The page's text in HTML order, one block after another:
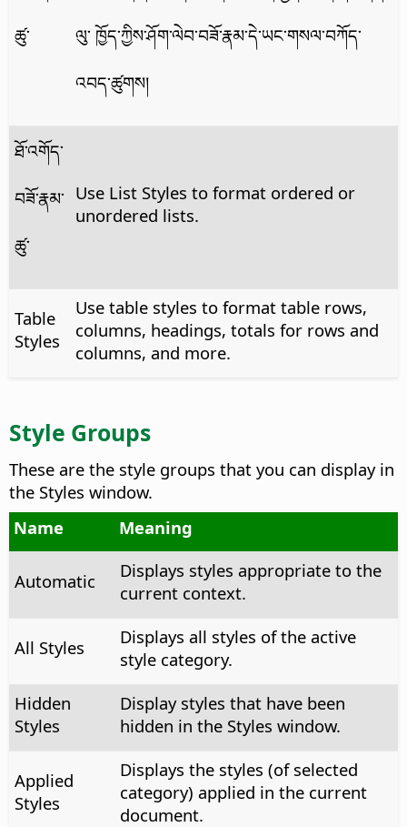
ཚུ་ ལུ་ ཁྱོད་ཀྱིས་ཤོག་ལེབ་བཟོ་རྣམ་དེ་ཡང་གསལ་བཀོད་
འབད་ཚུགས།
ཐོ་འགོད་
བཟོ་རྣམ་
ཚུ་
Use List Styles to format ordered or
unordered lists.
Table
Styles
Use table styles to format table rows,
columns, headings, totals for rows and
columns, and more.
Style Groups
These are the style groups that you can display in
the Styles window.
Name
Meaning
Automatic
Displays styles appropriate to the
current context.
All Styles
Displays all styles of the active
style category.
Hidden
Styles
Display styles that have been
hidden in the Styles window.
Applied
Styles
Displays the styles (of selected
category) applied in the current
document.